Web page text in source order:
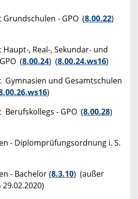
- GPO (8.00.22)
, Real-, Sekundar- und
(8.00.24) (8.00.24.ws16)
Gymnasien und Gesamtschulen
)
Berufskollegs - GPO (8.00.28)
- Diplomprüfungsordnung i. S.
- Bachelor (8.3.10) (außer